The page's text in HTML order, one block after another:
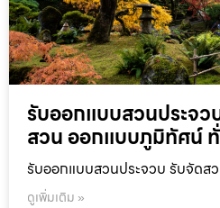
รับออกแบบสวนประจ
สวน ออกแบบภูมิทัศน์
รับออกแบบสวนประจวบ รับจัดส
ดูเพิ่มเติม »